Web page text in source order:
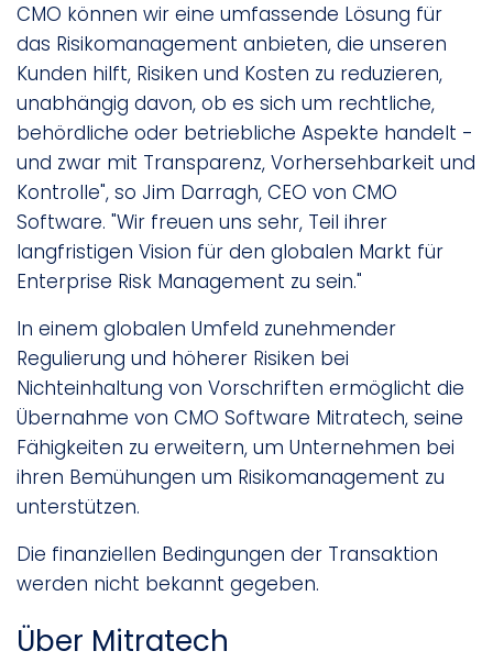
CMO können wir eine umfassende Lösung für
das Risikomanagement anbieten, die unseren
Kunden hilft, Risiken und Kosten zu reduzieren,
unabhängig davon, ob es sich um rechtliche,
behördliche oder betriebliche Aspekte handelt -
und zwar mit Transparenz, Vorhersehbarkeit und
Kontrolle", so Jim Darragh, CEO von CMO
Software. "Wir freuen uns sehr, Teil ihrer
langfristigen Vision für den globalen Markt für
Enterprise Risk Management zu sein."
In einem globalen Umfeld zunehmender
Regulierung und höherer Risiken bei
Nichteinhaltung von Vorschriften ermöglicht die
Übernahme von CMO Software Mitratech, seine
Fähigkeiten zu erweitern, um Unternehmen bei
ihren Bemühungen um Risikomanagement zu
unterstützen.
Die finanziellen Bedingungen der Transaktion
werden nicht bekannt gegeben.
Über Mitratech